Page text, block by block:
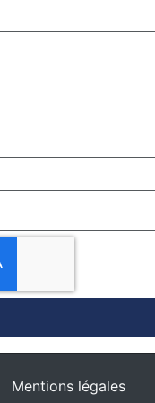
Mentions légales